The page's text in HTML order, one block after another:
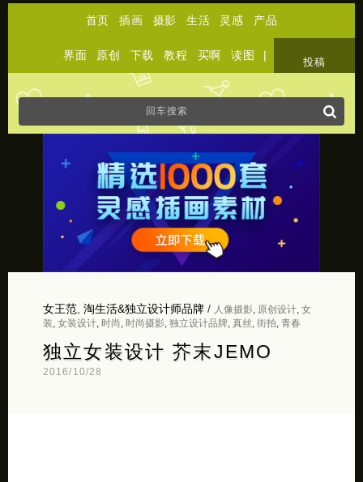
首页 插画 摄影 生活 灵感 产品
界面 原创 下载 教程 买啊 读图 |
投稿
女王范, 淘生活&独立设计师品牌/ 人像摄影, 原创设计, 女
装 女装设计, 时尚 时尚摄影, 独立设计品牌, 真丝 街拍 青春
独立女装设计 芥末JEMO
2016/10/28